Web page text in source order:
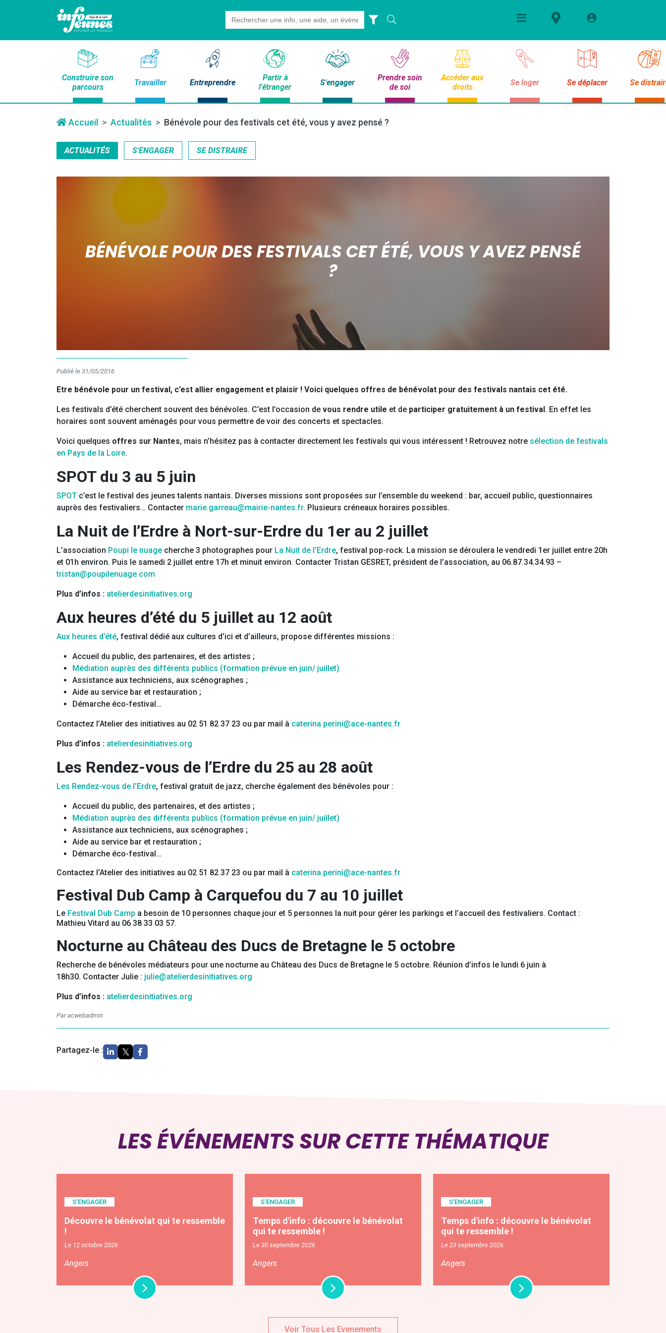
Search
for:
Construire son
parcours
Travailler Entreprendre
Partir à
l'étranger
S'engager
Prendre soin
de soi
Accéder aux
droits
Se loger Se déplacer Se
Accueil Actualités Bénévole pour des festivals cet été, vous y avez pensé ?
ACTUALITÉS S'ENGAGER SE DISTRAIRE
BÉNÉVOLE POUR DES FESTIVALS CET ÉTÉ, VOUS Y AVEZ PENSÉ
?
Publié le 31/05/2016
Etre bénévole pour un festival, c’est allier engagement et plaisir ! Voici quelques offres de bénévolat pour des festivals nantais cet été.
Les festivals d’été cherchent souvent des bénévoles. C’est l’occasion de vous rendre utile et de participer gratuitement à un festival . En effet les
horaires sont souvent aménagés pour vous permettre de voir des concerts et spectacles.
Voici quelques offres sur Nantes, mais n’hésitez pas à contacter directement les festivals qui vous intéressent ! Retrouvez notre sélection de festivals
en Pays de la Loire.
SPOT du 3 au 5 juin
SPOT c’est le festival des jeunes talents nantais. Diverses missions sont proposées sur l’ensemble du weekend : bar, accueil public, questionnaires
auprès des festivaliers… Contacter marie.garreau@mairie-nantes.fr. Plusieurs créneaux horaires possibles.
La Nuit de l’Erdre à Nort-sur-Erdre du 1er au 2 juillet
L’association Poupi le nuage cherche 3 photographes pour La Nuit de l’Erdre, festival pop-rock. La mission se déroulera le vendredi 1er juillet entre 20h
et 01h environ. Puis le samedi 2 juillet entre 17h et minuit environ. Contacter Tristan GESRET, président de l’association, au 06.87.34.34.93 –
tristan@poupilenuage.com
Plus d’infos : atelierdesinitiatives.org
Aux heures d’été du 5 juillet au 12 août
Aux heures d’été, festival dédié aux cultures d’ici et d’ailleurs, propose différentes missions :
Accueil du public, des partenaires, et des artistes ;
Médiation auprès des différents publics (formation prévue en juin/ juillet)
Assistance aux techniciens, aux scénographes ;
Aide au service bar et restauration ;
Démarche éco-festival…
Contactez l’Atelier des initiatives au 02 51 82 37 23 ou par mail à caterina.perini@ace-nantes.fr
Plus d’infos : atelierdesinitiatives.org
Les Rendez-vous de l’Erdre du 25 au 28 août
Les Rendez-vous de l’Erdre, festival gratuit de jazz, cherche également des bénévoles pour :
Accueil du public, des partenaires, et des artistes ;
Médiation auprès des différents publics (formation prévue en juin/ juillet)
Assistance aux techniciens, aux scénographes ;
Aide au service bar et restauration ;
Démarche éco-festival…
Contactez l’Atelier des initiatives au 02 51 82 37 23 ou par mail à caterina.perini@ace-nantes.fr
Festival Dub Camp à Carquefou du 7 au 10 juillet
Le Festival Dub Camp a besoin de 10 personnes chaque jour et 5 personnes la nuit pour gérer les parkings et l’accueil des festivaliers. Contact :
Mathieu Vitard au 06 38 33 03 57.
Nocturne au Château des Ducs de Bretagne le 5 octobre
Recherche de bénévoles médiateurs pour une nocturne au Château des Ducs de Bretagne le 5 octobre. Réunion d’infos le lundi 6 juin à
18h30. Contacter Julie : julie@atelierdesinitiatives.org
Plus d’infos : atelierdesinitiatives.org
Par acwebadmin
Partagez-le :
LES ÉVÉNEMENTS SUR CETTE THÉMATIQUE
S'ENGAGER
Découvre le bénévolat qui te ressemble
!
Le 12 octobre 2026
Angers
S'ENGAGER
Temps d'info : découvre le bénévolat
qui te ressemble !
Le 30 septembre 2026
Angers
S'ENGAGER
Temps d'info : découvre le bénévolat
qui te ressemble !
Le 23 septembre 2026
Angers
Voir Tous Les Evenements